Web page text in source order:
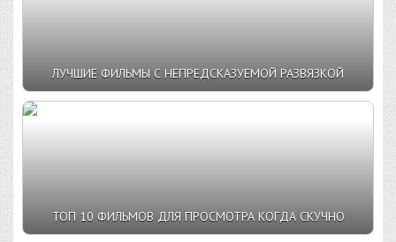
ЛУЧШИЕ ФИЛЬМЫ С НЕПРЕДСКАЗУЕМОЙ РАЗВЯЗКОЙ
ТОП 10 ФИЛЬМОВ ДЛЯ ПРОСМОТРА КОГДА СКУЧНО